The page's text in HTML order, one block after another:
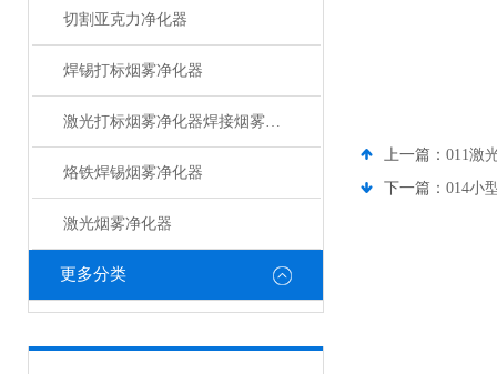
切割亚克力净化器
焊锡打标烟雾净化器
激光打标烟雾净化器焊接烟雾净化器
烙铁焊锡烟雾净化器
激光烟雾净化器
更多分类
上一篇： 011激
下一篇： 014小